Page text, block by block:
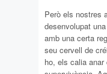
Però els nostres
desenvolupat
amb una certa
seu cervell de
ho, els calia